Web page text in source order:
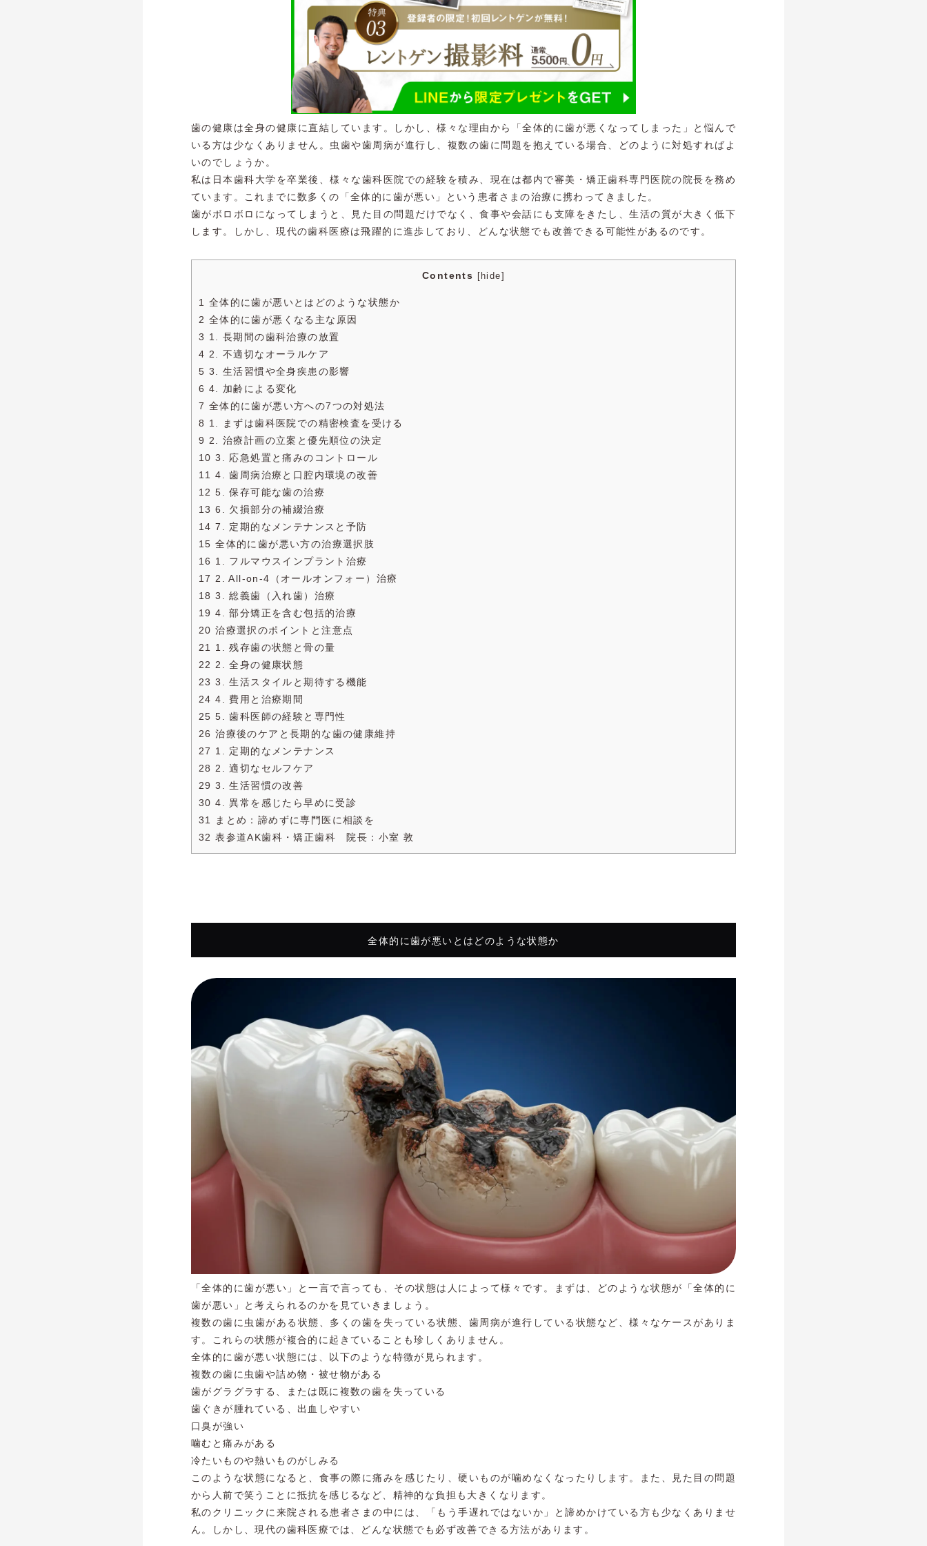
歯の健康は全身の健康に直結しています。しかし、様々な理由から「全体的に歯が悪くなってしまった」と悩んで
いる方は少なくありません。虫歯や歯周病が進行し、複数の歯に問題を抱えている場合、どのように対処すればよ
いのでしょうか。
私は日本歯科大学を卒業後、様々な歯科医院での経験を積み、現在は都内で審美・矯正歯科専門医院の院長を務め
ています。これまでに数多くの「全体的に歯が悪い」という患者さまの治療に携わってきました。
歯がボロボロになってしまうと、見た目の問題だけでなく、食事や会話にも支障をきたし、生活の質が大きく低下
します。しかし、現代の歯科医療は飛躍的に進歩しており、どんな状態でも改善できる可能性があるのです。
Contents hide
1 全体的に歯が悪いとはどのような状態か
2 全体的に歯が悪くなる主な原因
3 1. 長期間の歯科治療の放置
4 2. 不適切なオーラルケア
5 3. 生活習慣や全身疾患の影響
6 4. 加齢による変化
7 全体的に歯が悪い方への7つの対処法
8 1. まずは歯科医院での精密検査を受ける
9 2. 治療計画の立案と優先順位の決定
10 3. 応急処置と痛みのコントロール
11 4. 歯周病治療と口腔内環境の改善
12 5. 保存可能な歯の治療
13 6. 欠損部分の補綴治療
14 7. 定期的なメンテナンスと予防
15 全体的に歯が悪い方の治療選択肢
16 1. フルマウスインプラント治療
17 2. All-on-4（オールオンフォー）治療
18 3. 総義歯（入れ歯）治療
19 4. 部分矯正を含む包括的治療
20 治療選択のポイントと注意点
21 1. 残存歯の状態と骨の量
22 2. 全身の健康状態
23 3. 生活スタイルと期待する機能
24 4. 費用と治療期間
25 5. 歯科医師の経験と専門性
26 治療後のケアと長期的な歯の健康維持
27 1. 定期的なメンテナンス
28 2. 適切なセルフケア
29 3. 生活習慣の改善
30 4. 異常を感じたら早めに受診
31 まとめ：諦めずに専門医に相談を
32 表参道AK歯科・矯正歯科 院長：小室 敦
全体的に歯が悪いとはどのような状態か
「全体的に歯が悪い」と一言で言っても、その状態は人によって様々です。まずは、どのような状態が「全体的に
歯が悪い」と考えられるのかを見ていきましょう。
複数の歯に虫歯がある状態、多くの歯を失っている状態、歯周病が進行している状態など、様々なケースがありま
す。これらの状態が複合的に起きていることも珍しくありません。
全体的に歯が悪い状態には、以下のような特徴が見られます。
複数の歯に虫歯や詰め物・被せ物がある
歯がグラグラする、または既に複数の歯を失っている
歯ぐきが腫れている、出血しやすい
口臭が強い
噛むと痛みがある
冷たいものや熱いものがしみる
このような状態になると、食事の際に痛みを感じたり、硬いものが噛めなくなったりします。また、見た目の問題
から人前で笑うことに抵抗を感じるなど、精神的な負担も大きくなります。
私のクリニックに来院される患者さまの中には、「もう手遅れではないか」と諦めかけている方も少なくありませ
ん。しかし、現代の歯科医療では、どんな状態でも必ず改善できる方法があります。